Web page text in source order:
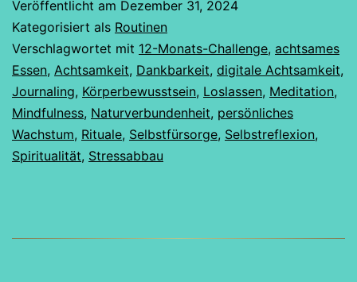
2025
Veröffentlicht am Dezember 31, 2024
Kategorisiert als Routinen
Verschlagwortet mit 12-Monats-Challenge, achtsames
Essen, Achtsamkeit, Dankbarkeit, digitale Achtsamkeit,
Journaling, Körperbewusstsein, Loslassen, Meditation,
Mindfulness, Naturverbundenheit, persönliches
Wachstum, Rituale, Selbstfürsorge, Selbstreflexion,
Spiritualität, Stressabbau